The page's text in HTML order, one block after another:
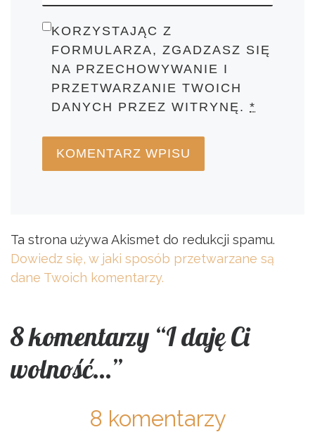
KORZYSTAJĄC Z
FORMULARZA, ZGADZASZ SIĘ
NA PRZECHOWYWANIE I
PRZETWARZANIE TWOICH
DANYCH PRZEZ WITRYNĘ.*
Ta strona używa Akismet do redukcji spamu.
Dowiedz się, w jaki sposób przetwarzane są
dane Twoich komentarzy.
8 komentarzy “I daję Ci
wolność…”
8 komentarzy